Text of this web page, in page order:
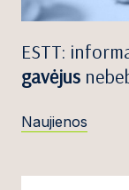
ESTT:
gavėjus
Naujienos